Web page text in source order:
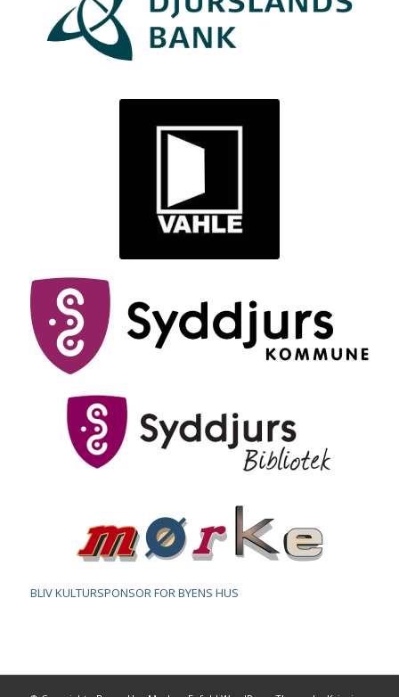
BLIV KULTURSPONSOR FOR BYENS HUS